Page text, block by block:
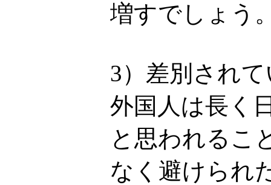
増すでしょう
3）差別され
外国人は長く
と思われるこ
なく避けられ